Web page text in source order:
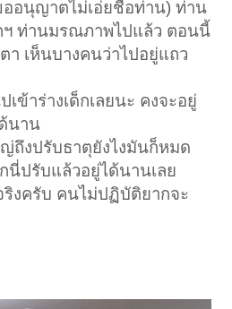
ออนุญาตไม่เอ่ยชื่อท่าน) ท่าน
ฯ ท่านมรณภาพไปแล้ว ตอนนี้
า เห็นบางคนว่าไปอยู่แถว
เข้าร่างเด็กเลยนะ คงจะอยู่
นาน
ถึงปรับธาตุยังไงมันก็หมด
กนี่ปรับแล้วอยู่ได้นานเลย
ริงครับ คนไม่ปฏิบัติยากจะ